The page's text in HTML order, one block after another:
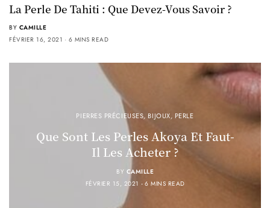
La Perle De Tahiti : Que Devez-Vous Savoir ?
BY CAMILLE
FÉVRIER 16, 2021
6 MINS READ
PIERRES PRÉCIEUSES,BIJOUX, PERLE
Que Sont Les Perles Akoya Et Faut-
Il Les Acheter ?
BY CAMILLE
FÉVRIER 15, 2021
6 MINS READ